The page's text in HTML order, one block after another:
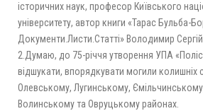
історичних наук, професор Київського
університету, автор книги «Тарас Бульба-
Документи.Листи.Статті» Володимир
2.Думаю, до 75-річчя утворення УПА
відшукати, впорядкувати могили колишніх
Олевському, Лугинському,
Волинському та Овруцькому районах.